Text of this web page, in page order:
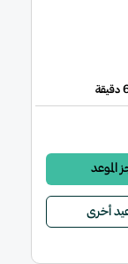
دقيقة
الموعد
أخرى